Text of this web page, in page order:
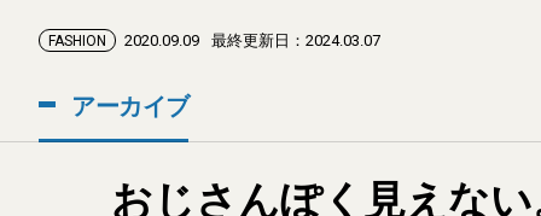
FASHION 2020.09.09 最終更新日：2024.03.07
アーカイブ
おじさんぽく見えな